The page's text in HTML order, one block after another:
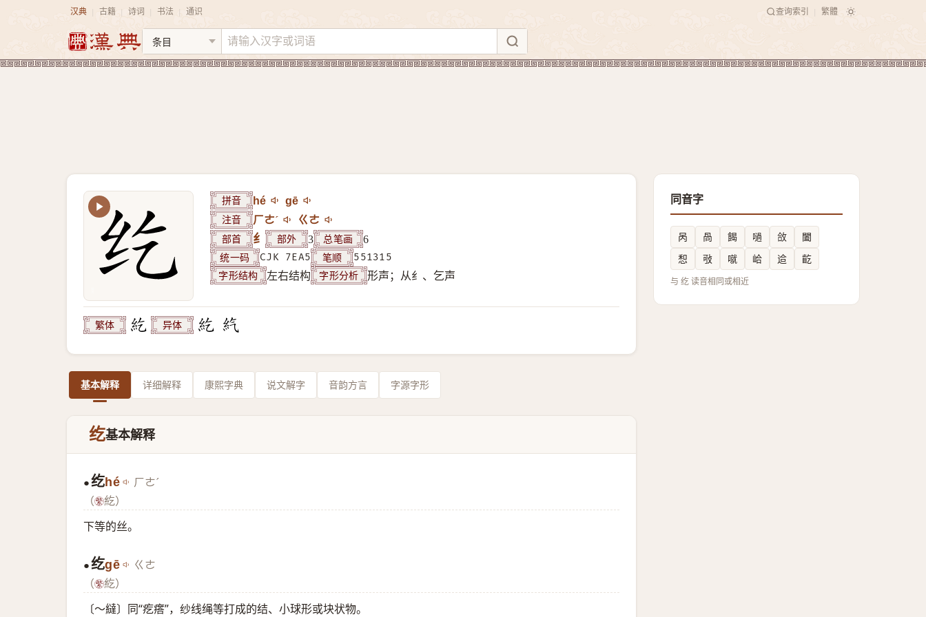
汉典 古籍 诗词 书法 通识 查询索引 繁體
拼音 hé gē
注音 ㄏㄜˊ ㄍㄜ
部首 纟 部外 3 总笔画 6
统一码 CJK 7EA5 笔顺 551315
字形结构 左右结构 字形分析 形声；从纟、乞声
繁体 异体
基本解释 详细解释 康熙字典 说文解字 音韵方言 字源字形
纥基本解释
● 纥hé ㄏㄜˊ
（
紇）
下等的丝。
● 纥gē ㄍㄜ
（
紇）
〔～繨〕同“疙瘩”，纱线绳等打成的结、小球形或块状物。
同音字
呙 咼 餲 㗻 㪉
闔
惒
㪃 噈 峆 䢔 齕
与 纥 读音相同或相近